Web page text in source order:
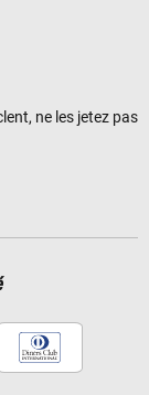
ne les jetez pas